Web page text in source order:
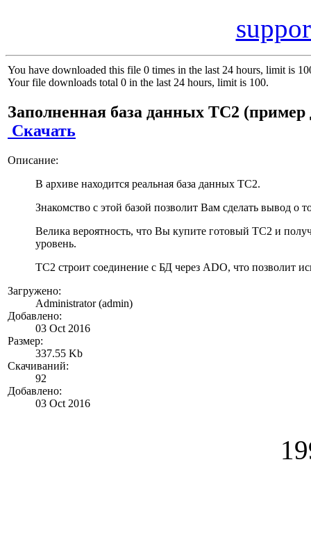
You have downloaded this file 0 times in the last 24 hours, limit is
Your file downloads total 0 in the last 24 hours, limit is 100.
Заполненная база данных ТС2 (пример
Скачать
Описание:
В архиве находится реальная база данных ТС2.
Знакомство с этой базой позволит Вам сделать вывод о
Велика вероятность, что Вы купите готовый ТС2 и
уровень.
ТС2 строит соединение с БД через ADO, что позволит
Загружено:
Administrator (admin)
Добавлено:
03 Oct 2016
Размер:
337.55 Kb
Скачиваний:
92
Добавлено:
03 Oct 2016